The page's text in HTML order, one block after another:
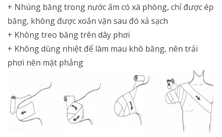
+ Nhúng băng trong nước ấm có xà phòng, chỉ được ép
băng, không được xoắn vặn sau đó xả sạch
+ Không treo băng trên dây phơi
+ Không dùng nhiệt để làm mau khô băng, nên trải
phơi nên mặt phẳng